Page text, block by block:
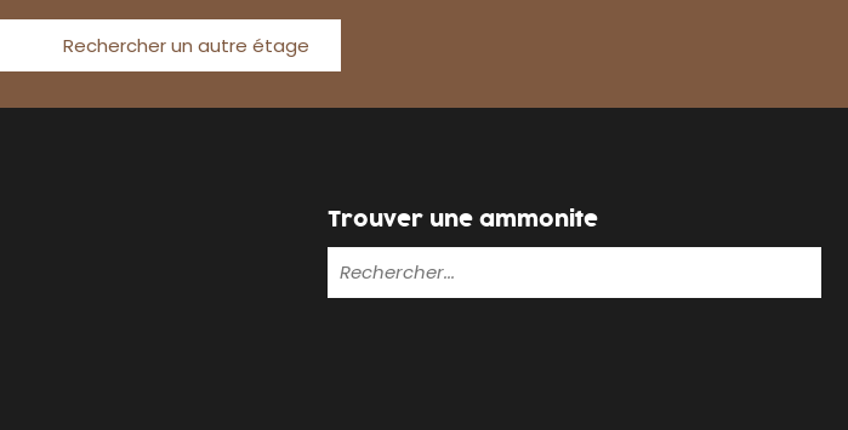
Rechercher un autre étage
Trouver une ammonite